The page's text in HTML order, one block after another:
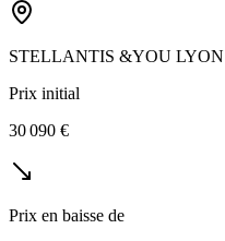
STELLANTIS &YOU
Prix initial
30 090 €
Prix en baisse de